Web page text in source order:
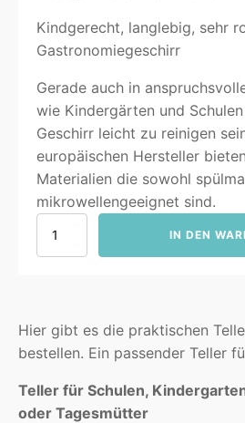
Kindgerecht, langlebig, sehr
Gastronomiegeschirr
Gerade auch in
wie Kindergärten und
Geschirr leicht zu reinigen
europäischen Hersteller
Materialien die sowohl
mikrowellengeeignet sind.
Anton
IN DEN
Hier gibt es die praktischen
bestellen. Ein passender Teller
Teller für Schulen,
oder Tagesmütter